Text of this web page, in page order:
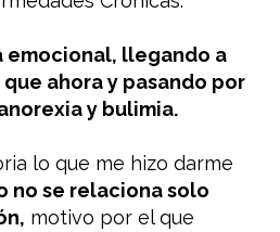
emocional, llegando a
que ahora y pasando por
y bulimia.
lo que me hizo darme
no se relaciona solo
motivo por el que